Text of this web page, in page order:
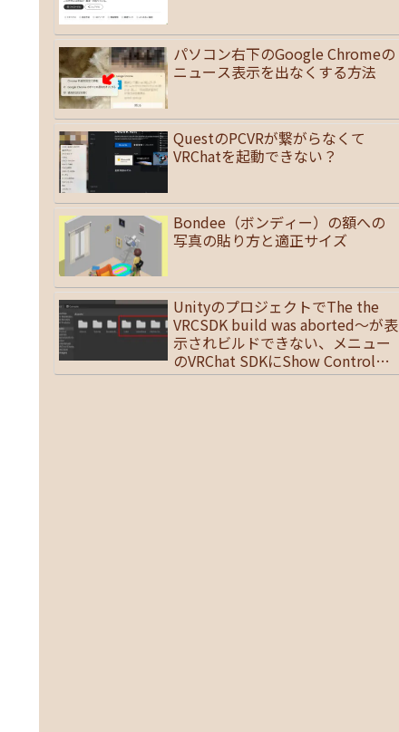
パソコン右下のGoogle Chromeの
ニュース表示を出なくする方法
QuestのPCVRが繋がらなくて
VRChatを起動できない？
Bondee（ボンディー）の額への
写真の貼り方と適正サイズ
UnityのプロジェクトでThe the
VRCSDK build was aborted～が表
示されビルドできない、メニュー
のVRChat SDKにShow Control
Panelが表示されない